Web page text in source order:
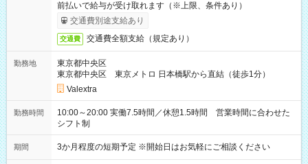
前払いで給与が受け取れます（※上限、条件あり）
交通費別途支給あり
交通費 交通費全額支給（規定あり）
勤務地
東京都中央区
東京都中央区 東京メトロ 日本橋駅から直結（徒歩1分）
Valextra
勤務時間
10:00～20:00 実働7.5時間／休憩1.5時間 営業時間に合わせた
シフト制
期間 3か月程度の短期予定 ※開始日はお気軽にご相談ください